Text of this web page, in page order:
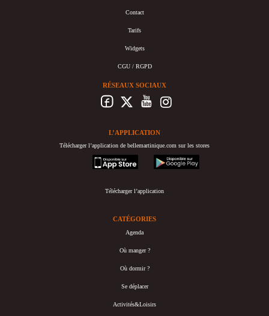
Contact
Tarifs
Widgets
CGU / RGPD
RÉSEAUX SOCIAUX
L’APPLICATION
Télécharger l’application de bellemartinique.com sur les stores
appstore
googleplay
Télécharger l’application
CATÉGORIES
Agenda
Où manger ?
Où dormir ?
Se déplacer
Activités&Loisirs